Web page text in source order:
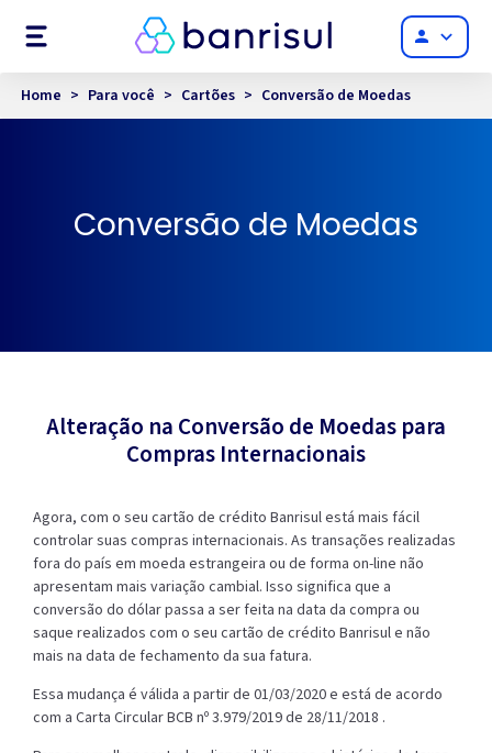
Menu person
Home > Para você > Cartões > Conversão de Moedas
Conversão de Moedas
Alteração na Conversão de Moedas para
Compras Internacionais
Agora, com o seu cartão de crédito Banrisul está mais fácil
controlar suas compras internacionais. As transações realizadas
fora do país em moeda estrangeira ou de forma on-line não
apresentam mais variação cambial. Isso significa que a
conversão do dólar passa a ser feita na data da compra ou
saque realizados com o seu cartão de crédito Banrisul e não
mais na data de fechamento da sua fatura.
Essa mudança é válida a partir de 01/03/2020 e está de acordo
com a Carta Circular BCB nº 3.979/2019 de 28/11/2018 .